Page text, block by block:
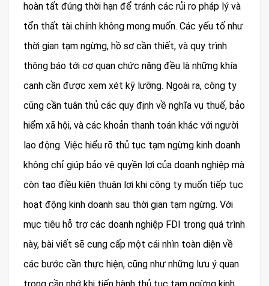
hoàn tất đúng thời hạn để tránh các rủi ro pháp lý và
tổn thất tài chính không mong muốn. Các yếu tố như
thời gian tạm ngừng, hồ sơ cần thiết, và quy trình
thông báo tới cơ quan chức năng đều là những khía
cạnh cần được xem xét kỹ lưỡng. Ngoài ra, công ty
cũng cần tuân thủ các quy định về nghĩa vụ thuế, bảo
hiểm xã hội, và các khoản thanh toán khác với người
lao động. Việc hiểu rõ thủ tục tạm ngừng kinh doanh
không chỉ giúp bảo vệ quyền lợi của doanh nghiệp mà
còn tạo điều kiện thuận lợi khi công ty muốn tiếp tục
hoạt động kinh doanh sau thời gian tạm ngừng. Với
mục tiêu hỗ trợ các doanh nghiệp FDI trong quá trình
này, bài viết sẽ cung cấp một cái nhìn toàn diện về
các bước cần thực hiện, cũng như những lưu ý quan